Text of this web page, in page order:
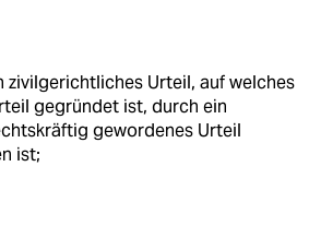
zivilgerichtliches Urteil, auf welches
gegründet ist, durch ein
gewordenes Urteil
ist;